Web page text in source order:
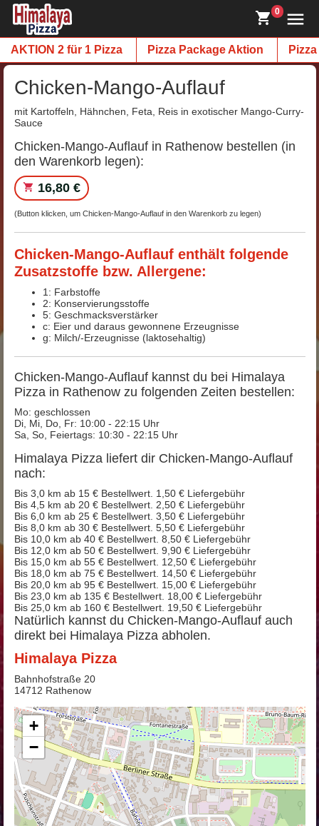
0
AKTION 2 für 1 Pizza Pizza Package Aktion Pizza
Chicken-Mango-Auflauf
mit Kartoffeln, Hähnchen, Feta, Reis in exotischer Mango-Curry-
Sauce
Chicken-Mango-Auflauf in Rathenow bestellen (in
den Warenkorb legen):
16,80 €
(Button klicken, um Chicken-Mango-Auflauf in den Warenkorb zu legen)
Chicken-Mango-Auflauf enthält folgende
Zusatzstoffe bzw. Allergene:
1: Farbstoffe
2: Konservierungsstoffe
5: Geschmacksverstärker
c: Eier und daraus gewonnene Erzeugnisse
g: Milch/-Erzeugnisse (laktosehaltig)
Chicken-Mango-Auflauf kannst du bei Himalaya
Pizza in Rathenow zu folgenden Zeiten bestellen:
Mo: geschlossen
Di, Mi, Do, Fr: 10:00 - 22:15 Uhr
Sa, So, Feiertags: 10:30 - 22:15 Uhr
Himalaya Pizza liefert dir Chicken-Mango-Auflauf
nach:
Bis 3,0 km ab 15 € Bestellwert. 1,50 € Liefergebühr
Bis 4,5 km ab 20 € Bestellwert. 2,50 € Liefergebühr
Bis 6,0 km ab 25 € Bestellwert. 3,50 € Liefergebühr
Bis 8,0 km ab 30 € Bestellwert. 5,50 € Liefergebühr
Bis 10,0 km ab 40 € Bestellwert. 8,50 € Liefergebühr
Bis 12,0 km ab 50 € Bestellwert. 9,90 € Liefergebühr
Bis 15,0 km ab 55 € Bestellwert. 12,50 € Liefergebühr
Bis 18,0 km ab 75 € Bestellwert. 14,50 € Liefergebühr
Bis 20,0 km ab 95 € Bestellwert. 15,00 € Liefergebühr
Bis 23,0 km ab 135 € Bestellwert. 18,00 € Liefergebühr
Bis 25,0 km ab 160 € Bestellwert. 19,50 € Liefergebühr
Natürlich kannst du Chicken-Mango-Auflauf auch
direkt bei Himalaya Pizza abholen.
Himalaya Pizza
Bahnhofstraße 20
14712 Rathenow
+
−